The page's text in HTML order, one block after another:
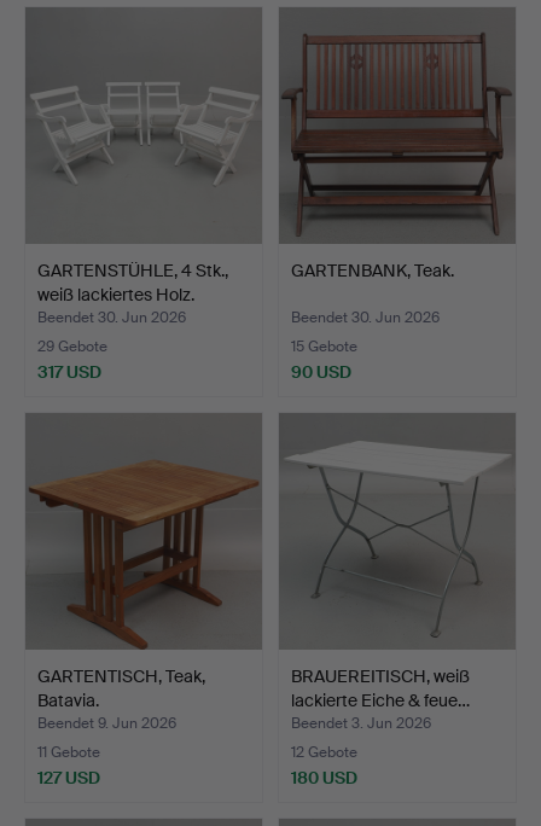
GARTENSTÜHLE, 4 Stk.,
weiß lackiertes Holz.
Beendet 30. Jun 2026
29 Gebote
317 USD
GARTENBANK, Teak.
Beendet 30. Jun 2026
15 Gebote
90 USD
GARTENTISCH, Teak,
Batavia.
Beendet 9. Jun 2026
11 Gebote
127 USD
BRAUEREITISCH, weiß
lackierte Eiche & feue…
Beendet 3. Jun 2026
12 Gebote
180 USD